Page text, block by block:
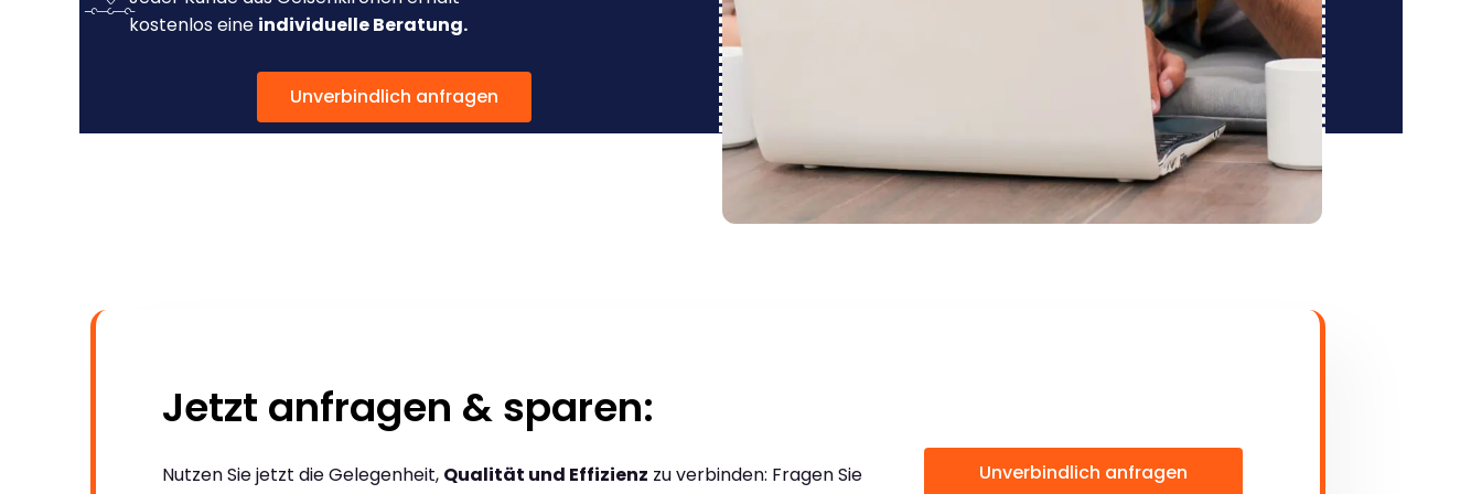
kostenlos eine individuelle Beratung.
Unverbindlich anfragen
Jetzt anfragen & sparen:
Nutzen Sie jetzt die Gelegenheit, Qualität und Effizienz zu verbinden: Fragen Sie
Unverbindlich anfragen